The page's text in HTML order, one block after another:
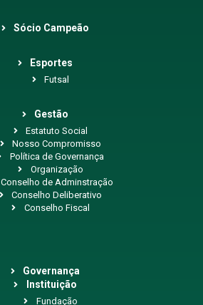
Sócio Campeão
Esportes
Futsal
Gestão
Estatuto Social
Nosso Compromisso
Política de Governança
Organização
Conselho de Adminstração
Conselho Deliberativo
Conselho Fiscal
Governança
Instituição
Fundação